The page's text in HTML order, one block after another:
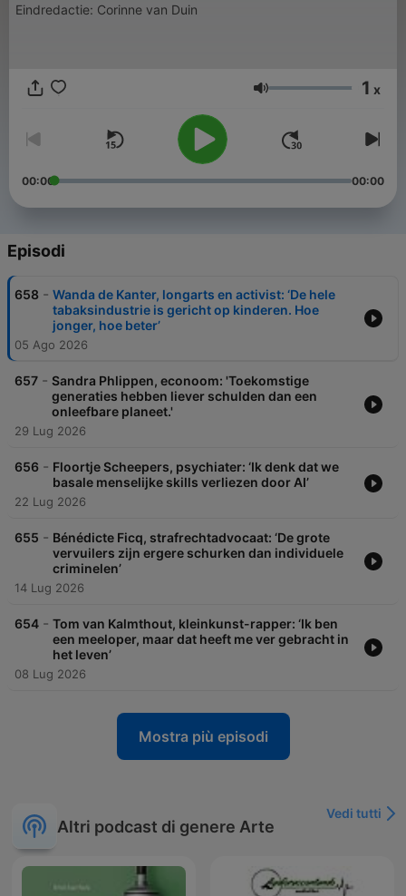
Eindredactie: Corinne van Duin
Volume 1 x
00:00 00:00
Episodi
658 - Wanda de Kanter, longarts en activist: ‘De hele
tabaksindustrie is gericht op kinderen. Hoe
jonger, hoe beter’
05 Ago 2026
657 - Sandra Phlippen, econoom: 'Toekomstige
generaties hebben liever schulden dan een
onleefbare planeet.'
29 Lug 2026
656 - Floortje Scheepers, psychiater: ‘Ik denk dat we
basale menselijke skills verliezen door AI’
22 Lug 2026
655 - Bénédicte Ficq, strafrechtadvocaat: ‘De grote
vervuilers zijn ergere schurken dan individuele
criminelen’
14 Lug 2026
654 - Tom van Kalmthout, kleinkunst-rapper: ‘Ik ben
een meeloper, maar dat heeft me ver gebracht in
het leven’
08 Lug 2026
Mostra più episodi
Altri podcast di genere Arte
Vedi tutti